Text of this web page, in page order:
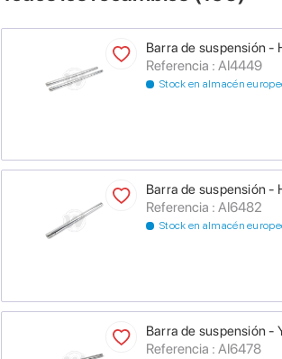
Barra de suspensión -
Referencia : AI4449
Stock en almacén
Barra de suspensión -
Referencia : AI6482
Stock en almacén
Barra de suspensión -
Referencia : AI6478